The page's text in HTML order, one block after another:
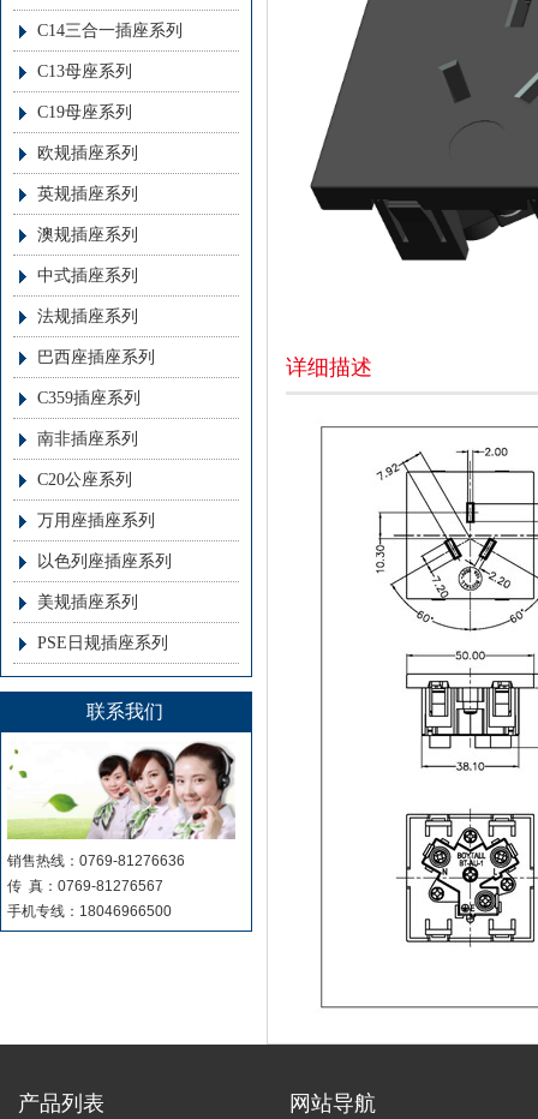
C14三合一插座系列
C13母座系列
C19母座系列
欧规插座系列
英规插座系列
澳规插座系列
中式插座系列
法规插座系列
巴西座插座系列
C359插座系列
南非插座系列
C20公座系列
万用座插座系列
以色列座插座系列
美规插座系列
PSE日规插座系列
联系我们
销售热线：0769-81276636
传 真：0769-81276567
手机专线：18046966500
详细描述
产品列表 网站导航